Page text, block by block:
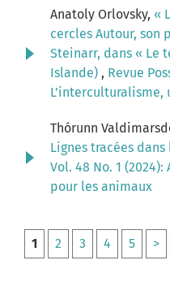
Anatoly Orlovsky, «
cercles Autour, son
Steinarr, dans « Le
Islande) , Revue
L’interculturalisme,
Thórunn
Lignes tracées dans
Vol. 48 No. 1
pour les animaux
1 2 3 4 5 >